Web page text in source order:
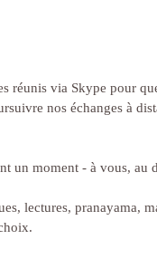
réunis via Skype pour
nos échanges à
un moment - à vous, au
lectures, pranayama,